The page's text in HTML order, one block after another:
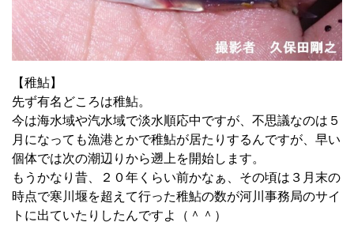
【稚鮎】
先ず有名どころは稚鮎。
今は海水域や汽水域で淡水順応中ですが、不思議なのは５
月になっても漁港とかで稚鮎が居たりするんですが、早い
個体では次の潮辺りから遡上を開始します。
もうかなり昔、２０年くらい前かなぁ、その頃は３月末の
時点で寒川堰を超えて行った稚鮎の数が河川事務局のサイ
トに出ていたりしたんですよ（＾＾）